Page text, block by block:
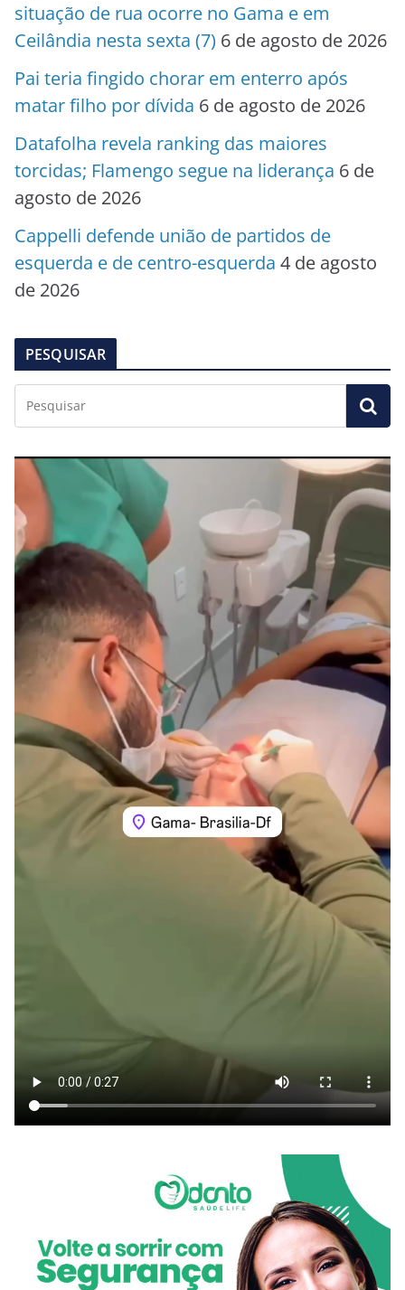
situação de rua ocorre no Gama e em
Ceilândia nesta sexta (7) 6 de agosto de 2026
Pai teria fingido chorar em enterro após
matar filho por dívida 6 de agosto de 2026
Datafolha revela ranking das maiores
torcidas; Flamengo segue na liderança 6 de
agosto de 2026
Cappelli defende união de partidos de
esquerda e de centro-esquerda 4 de agosto
de 2026
PESQUISAR